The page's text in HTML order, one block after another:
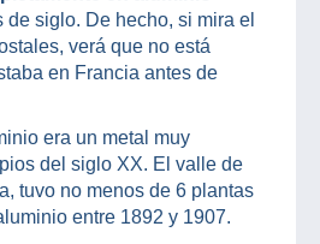
siglo. De hecho, si mira el
verá que no está
en Francia antes de
era un metal muy
del siglo XX. El valle de
tuvo no menos de 6 plantas
entre 1892 y 1907.